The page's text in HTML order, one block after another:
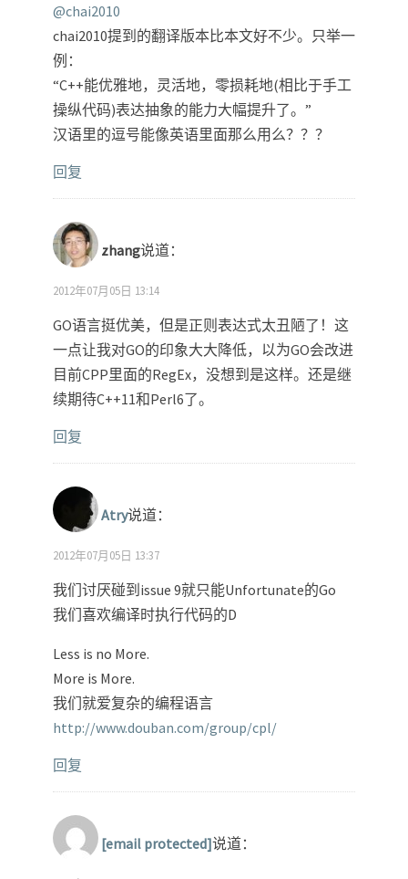
@chai2010
chai2010提到的翻译版本比本文好不少。只举一
例：
“C++能优雅地，灵活地，零损耗地(相比于手工
操纵代码)表达抽象的能力大幅提升了。”
汉语里的逗号能像英语里面那么用么？？？
回复
zhang说道：
2012年07月05日 13:14
GO语言挺优美，但是正则表达式太丑陋了！这
一点让我对GO的印象大大降低，以为GO会改进
目前CPP里面的RegEx，没想到是这样。还是继
续期待C++11和Perl6了。
回复
Atry说道：
2012年07月05日 13:37
我们讨厌碰到issue 9就只能Unfortunate的Go
我们喜欢编译时执行代码的D
Less is no More.
More is More.
我们就爱复杂的编程语言
http://www.douban.com/group/cpl/
回复
[email protected]说道：